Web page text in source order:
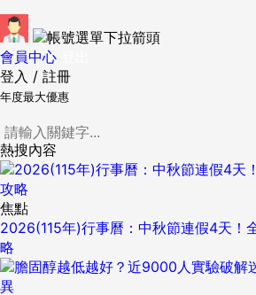
會員中心
登入 / 註冊
年度最大優惠
熱搜內容
焦點
2026(115年)行事曆：中秋節連假4天！
略